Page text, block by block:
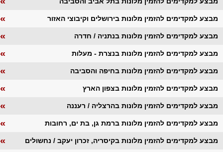
« מבצע למקדימים להזמין מלונות בירושלים וקיבוצי האזור
« מבצע למקדימים להזמין מלונות בנתניה / חדרה
« מבצע למקדימים להזמין מלונות בנצרת - מעלות
« מבצע למקדימים להזמין מלונות בחיפה והסביבה
« מבצע למקדימים להזמין מלונות בצפון הארץ
« מבצע למקדימים להזמין מלונות בהרצליה / רעננה
« מבצע למקדימים להזמין מלונות ברמת גן, בת ים, רחובות
« מבצע למקדימים להזמין מלונות בקיסריה, זכרון יעקב / נחשולים